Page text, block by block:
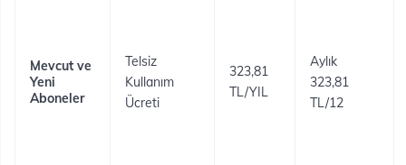
Mevcut ve
Yeni
Aboneler
Telsiz
Kullanım
Ücreti
323,81
TL/YIL
Aylık
323,81
TL/12